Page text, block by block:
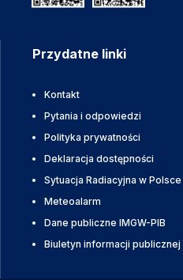
Przydatne linki
Kontakt
Pytania i odpowiedzi
Polityka prywatności
Deklaracja dostępności
Sytuacja Radiacyjna w Polsce
Meteoalarm
Dane publiczne IMGW-PIB
Biuletyn informacji publicznej